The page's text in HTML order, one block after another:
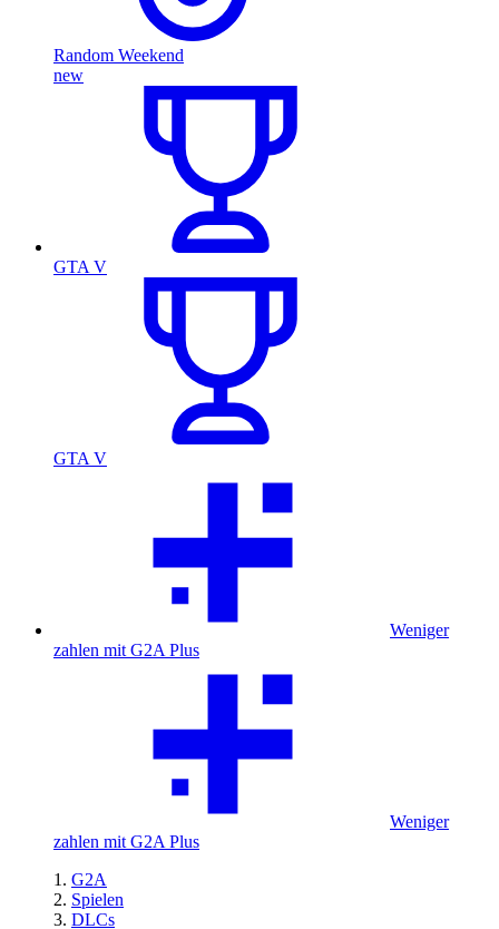
Random Weekend
new
GTA V
GTA V
Weniger
zahlen mit G2A Plus
Weniger
zahlen mit G2A Plus
G2A
Spielen
DLCs